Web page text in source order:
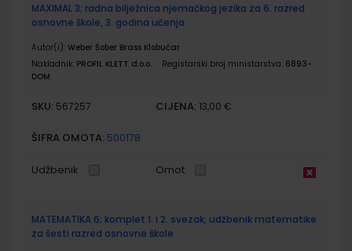
MAXIMAL 3; radna bilježnica njemačkog jezika za 6. razred
osnovne škole, 3. godina učenja
Autor(i): Weber Šober Brass Klobučar
Nakladnik: PROFIL KLETT d.o.o. Registarski broj ministarstva: 6893-
DOM
SKU: 567257 CIJENA: 13,00 €
ŠIFRA OMOTA: 500178
Udžbenik Omot
MATEMATIKA 6; komplet 1. i 2. svezak, udžbenik matematike
za šesti razred osnovne škole